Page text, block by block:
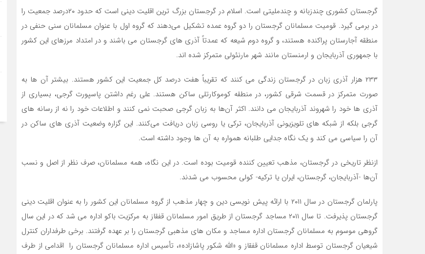
گرجستان کشوری چندزبانه و چندملیتی است. اسلام در گرجستان بزرگ ‌ترین اقلیت دینی است که حدود ۲۰درصد جمعیت را
در برمی‌ گیرد. قومیت مسلمانان گرجستان را دو گروه عمده تشکیل می‌دهند که گروه اول با عنوان مسلمانان سنی حنفی در
منطقه آجارستان پراکنده هستند، و گروه دوم شیعه که عمدتاً آذری‌ ‌های گرجستان می ‌باشند و در امتداد مرزهای این کشور
با جمهوری آذربایجان و ارمنستان مانند شهر مارنئولی متمرکز شده ‌اند.
۲۳۳ هزار آذری ‌زبان در گرجستان زندگی می‌ کنند که تقریباً هفت درصد کل جمعیت این کشور هستند. بیشتر آن‌ ها به
‌صورت متمرکز در قسمت شرقی کشور، در منطقه کوموکارتلی ساکن هستند. علی‌ رغم داشتن پاسپورت گرجی، بسیاری از
آذری ‌ها خود را شهروند آذربایجان می ‌دانند. اکثر آن‌ها به زبان گرجی صحبت نمی ‌کنند و اطلاعات خود را نه از رسانه ‌های
گرجی بلکه از شبکه‌ های تلویزیونی آذربایجان، ترکی یا روسی ‌زبان دریافت می‌کنند. این گزاره وضعیت آذری ‌های ساکن در
آن را سیاسی می ‌کند و یک نگاه جدایی‌ طلبانه همواره به آن‌ ها وجود داشته است.
ازنظر تاریخی در گرجستان، مذهب تعیین کننده قومیت بوده است. در این نگاه، همه مسلمانان، صرف نظر از اصل و نسب
آن‌ها -آذربایجان، گرجستان، ایران یا ترکیه- کولی محسوب می‌ شدند.
پارلمان گرجستان در سال ۲۰۱۱ با ارائه پیش‌ نویسی دین و چهار مذهب از گروه مسلمانان این کشور را به عنوان اقلیت دینی
گرجستان پذیرفت. تا سال ۲۰۱۱ مساجد گرجستان از طریق امور مسلمانان قفقاز به مرکزیت باکو اداره می ‌شد که در این سال
گروهی موسوم به مسلمانان گرجستان اداره مساجد و مکان‌ های مذهبی گرجستان را بر عهده گرفتند. برخی طرفداران کنترل
شیعیان گرجستان توسط اداره مسلمانان قفقاز و «الله شکور پاشازاده»، تأسیس اداره مسلمانان گرجستان را اقدامی از طرف